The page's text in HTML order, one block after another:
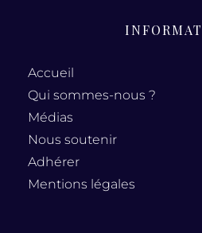
Accueil
Qui sommes-nous ?
Médias
Nous soutenir
Adhérer
Mentions légales